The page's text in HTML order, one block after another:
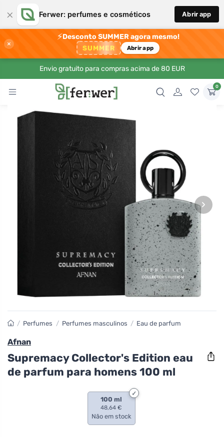
× Ferwer: perfumes e cosméticos Abrir app
×
⚡Desconto SUMMER agora mesmo!
SUMMER Abrir app
Envio gratuito para compras acima de 80 EUR
0
›
/ Perfumes / Perfumes masculinos / Eau de parfum
Afnan
Supremacy Collector's Edition eau
de parfum para homens 100 ml
100 ml
48,64 €
Não em stock